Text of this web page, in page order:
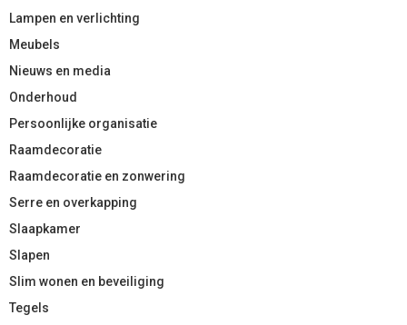
Lampen en verlichting
Meubels
Nieuws en media
Onderhoud
Persoonlijke organisatie
Raamdecoratie
Raamdecoratie en zonwering
Serre en overkapping
Slaapkamer
Slapen
Slim wonen en beveiliging
Tegels